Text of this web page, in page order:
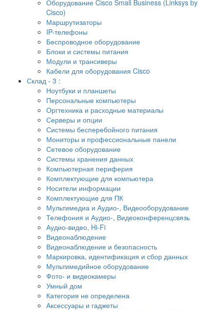
Оборудование Cisco Small Business (Linksys by
Cisco)
Маршрутизаторы
IP-телефоны
Беспроводное оборудование
Блоки и системы питания
Модули и трансиверы
Кабели для оборудования Cisco
Склад - 3 :
Ноутбуки и планшеты
Персональные компьютеры
Оргтехника и расходные материалы
Серверы и опции
Системы бесперебойного питания
Мониторы и профессиональные панели
Сетевое оборудование
Системы хранения данных
Компьютерная периферия
Комплектующие для компьютера
Носители информации
Комплектующие для ПК
Мультимедиа и Аудио-, Видеооборудование
Телефония и Аудио-, Видеоконференцсвязь
Аудио-видео, Hi-Fi
Видеонаблюдение
Видеонаблюдение и безопасность
Маркировка, идентификация и сбор данных
Мультимедийное оборудование
Фото- и видеокамеры
Умный дом
Категория не определена
Аксессуары и гаджеты